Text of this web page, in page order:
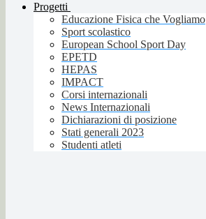
Progetti
Educazione Fisica che Vogliamo
Sport scolastico
European School Sport Day
EPETD
HEPAS
IMPACT
Corsi internazionali
News Internazionali
Dichiarazioni di posizione
Stati generali 2023
Studenti atleti